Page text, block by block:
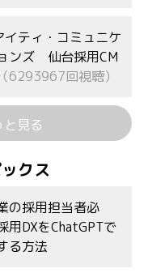
イティ・コミュニケ
ンズ 仙台採用CM
（6293967回視聴）
と見る
クス
の採用担当者必
用DXをChatGPTで
る方法